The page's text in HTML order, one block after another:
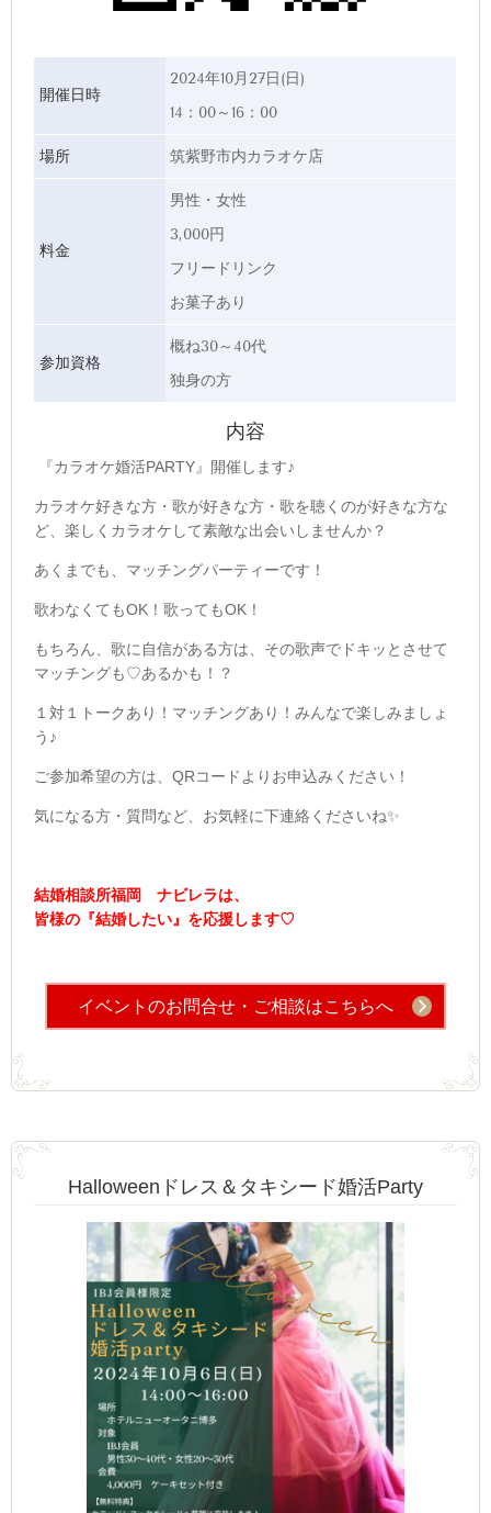
開催日時
2024年10月27日(日)
14：00～16：00
場所 筑紫野市内カラオケ店
料金
男性・女性
3,000円
フリードリンク
お菓子あり
参加資格
概ね30～40代
独身の方
内容
『カラオケ婚活PARTY』開催します♪
カラオケ好きな方・歌が好きな方・歌を聴くのが好きな方な
ど、楽しくカラオケして素敵な出会いしませんか？
あくまでも、マッチングパーティーです！
歌わなくてもOK！歌ってもOK！
もちろん、歌に自信がある方は、その歌声でドキッとさせて
マッチングも♡あるかも！？
１対１トークあり！マッチングあり！みんなで楽しみましょ
う♪
ご参加希望の方は、QRコードよりお申込みください！
気になる方・質問など、お気軽に下連絡くださいね✨
結婚相談所福岡 ナビレラは、
皆様の『結婚したい』を応援します♡
イベントのお問合せ・ご相談はこちらへ
Halloweenドレス＆タキシード婚活Party